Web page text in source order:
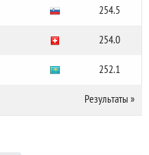
254.5
254.0
252.1
Результаты »